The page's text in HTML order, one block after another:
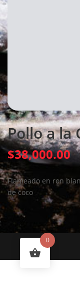
Pollo a la
$38,000.00
Flameado en ron
de coco
0